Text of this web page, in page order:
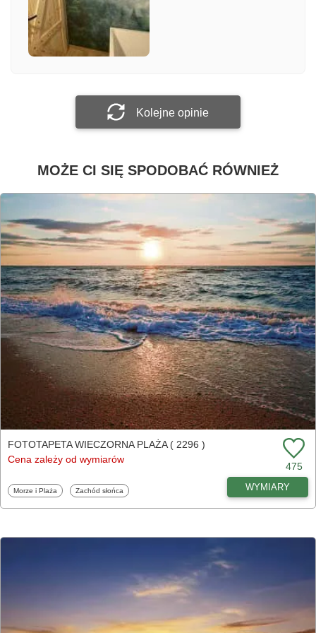
Załącz zdjęcie
Kolejne opinie
MOŻE CI SIĘ SPODOBAĆ RÓWNIEŻ
FOTOTAPETA WIECZORNA PLAŻA ( 2296 )
Cena zależy od wymiarów
475
Fototapety
Morze i Plaża Fototapety
Zachód słońca WYMIARY